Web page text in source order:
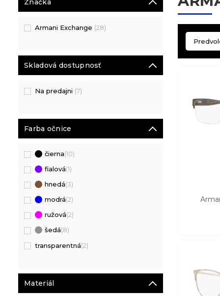
Armani Exchange (28)
Skladová dostupnosť
Na predajni (7)
Farba očnice
čierna(10)
fialová(1)
hnedá(3)
modrá(2)
ružová(2)
šedá(8)
transparentná(2)
Materiál